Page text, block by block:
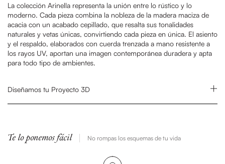
La colección Arinella representa la unión entre lo rústico y lo
moderno. Cada pieza combina la nobleza de la madera maciza de
acacia con un acabado cepillado, que resalta sus tonalidades
naturales y vetas únicas, convirtiendo cada pieza en única. El asiento
y el respaldo, elaborados con cuerda trenzada a mano resistente a
los rayos UV, aportan una imagen contemporánea duradera y apta
para todo tipo de ambientes.
Diseñamos tu Proyecto 3D
Te lo ponemos fácil No rompas los esquemas de tu vida